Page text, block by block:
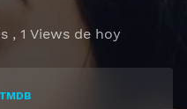
, 1 Views de hoy
TMDB